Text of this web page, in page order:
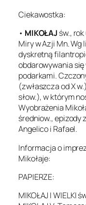
Ciekawostka:
• MIKOŁAJ św.,
Miry w Azji Mn.
dyskretną
obdarowywania
podarkami.
(zwłaszcza od X
słow.), w którym
Wyobrażenia
średniow., epizody
Angelico i Rafael.
Informacja o
Mikołaje:
PAPIERZE:
MIKOŁAJ I WIELKI